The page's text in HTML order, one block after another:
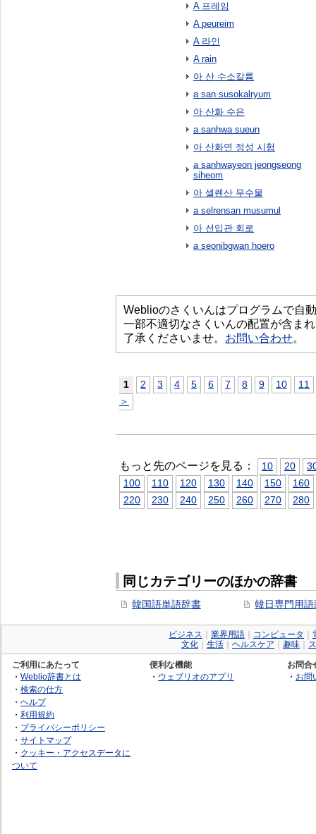
A 프레임
A peureim
A 라인
A rain
아 산 수소칼륨
a san susokalryum
아 산화 수은
a sanhwa sueun
아 산화연 정성 시험
a sanhwayeon jeongseong
siheom
아 셀렌산 무수물
a selrensan musumul
아 선입관 회로
a seonibgwan hoero
Weblioのさくいんはプログラムで自
一部不適切なさくいんの配置が含ま
了承くださいませ。 お問い合わせ。
1 2 3 4 5 6 7 8 9 10
11
＞
もっと先のページを見る： 10 20
100
110 120 130 140 150
160
220
230 240 250 260 270 280
同じカテゴリーのほかの辞書
韓国語単語辞書 韓日専門用語
ビジネス 業界用語 コンピュータ
文化
生活 ヘルスケア 趣味
ご利用にあたって
・ Weblio辞書とは
・ 検索の仕方
・ ヘルプ
・ 利用規約
・ プライバシーポリシー
・ サイトマップ
・ クッキー・アクセスデータに
ついて
便利な機能
・ ウェブリオのアプリ
お問合
・ お問